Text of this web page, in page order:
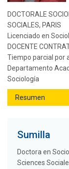
DOCTORALE
SOCIALES, PARIS
Licenciado en
DOCENTE
Tiempo parcial por
Departamento
Sociología
Sumilla
Doctora en
Sciences